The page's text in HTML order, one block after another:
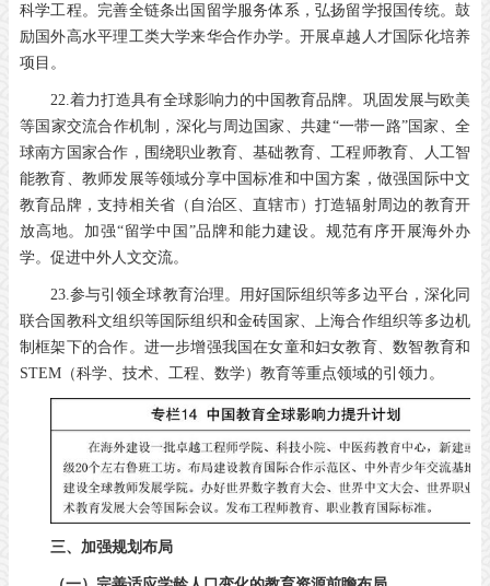
科学工程。完善全链条出国留学服务体系，弘扬留学报国传统。鼓
励国外高水平理工类大学来华合作办学。开展卓越人才国际化培养
项目。
22.着力打造具有全球影响力的中国教育品牌。巩固发展与欧美
等国家交流合作机制，深化与周边国家、共建“一带一路”国家、全
球南方国家合作，围绕职业教育、基础教育、工程师教育、人工智
能教育、教师发展等领域分享中国标准和中国方案，做强国际中文
教育品牌，支持相关省（自治区、直辖市）打造辐射周边的教育开
放高地。加强“留学中国”品牌和能力建设。规范有序开展海外办
学。促进中外人文交流。
23.参与引领全球教育治理。用好国际组织等多边平台，深化同
联合国教科文组织等国际组织和金砖国家、上海合作组织等多边机
制框架下的合作。进一步增强我国在女童和妇女教育、数智教育和
STEM（科学、技术、工程、数学）教育等重点领域的引领力。
三、加强规划布局